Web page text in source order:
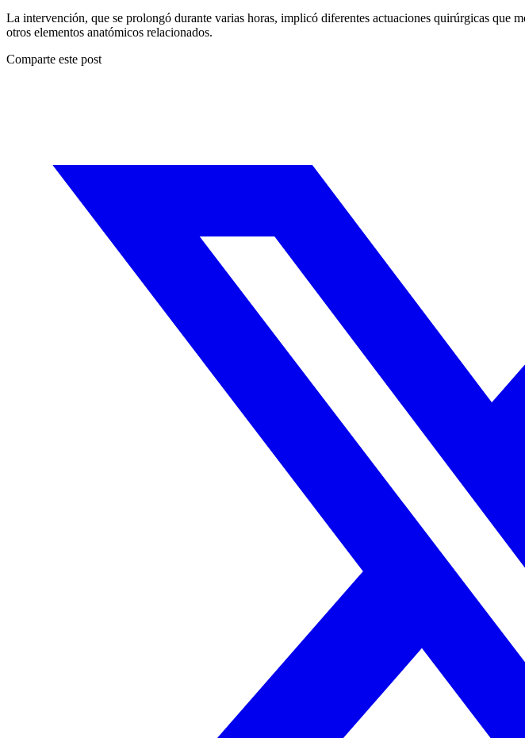
La intervención, que se prolongó durante varias horas, implicó diferentes actuaciones quirúrgicas que
otros elementos anatómicos relacionados.
Comparte este post